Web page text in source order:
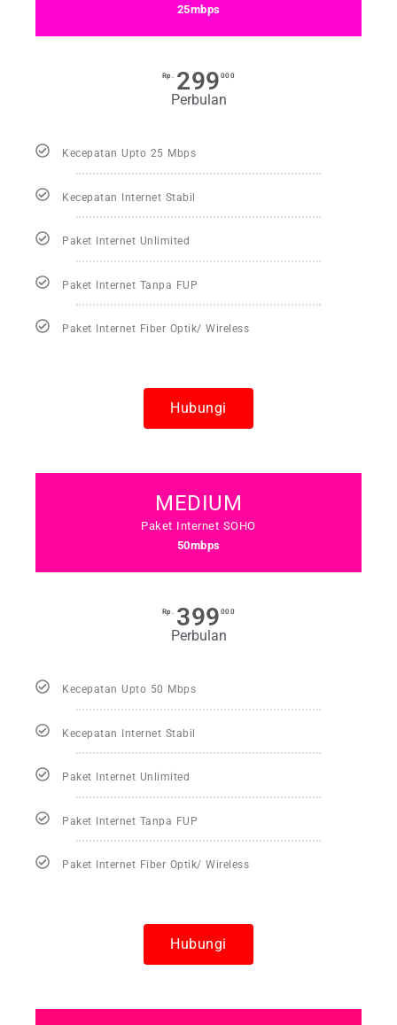
25mbps
Rp. 299 000
Perbulan
Kecepatan Upto 25 Mbps
Kecepatan Internet Stabil
Paket Internet Unlimited
Paket Internet Tanpa FUP
Paket Internet Fiber Optik/ Wireless
Hubungi
MEDIUM
Paket Internet SOHO
50mbps
Rp. 399 000
Perbulan
Kecepatan Upto 50 Mbps
Kecepatan Internet Stabil
Paket Internet Unlimited
Paket Internet Tanpa FUP
Paket Internet Fiber Optik/ Wireless
Hubungi